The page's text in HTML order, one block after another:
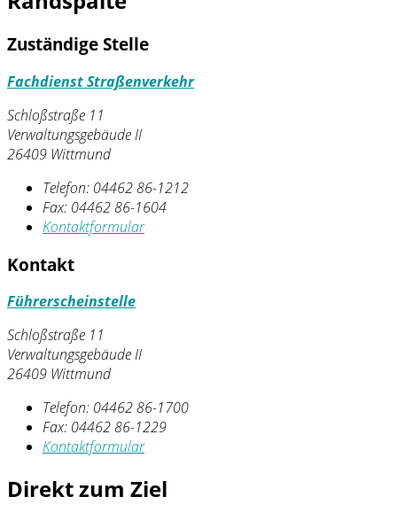
Zuständige Stelle
Fachdienst Straßenverkehr
Schloßstraße 11
Verwaltungsgebäude II
26409 Wittmund
Telefon: 04462 86-1212
Fax: 04462 86-1604
Kontaktformular
Kontakt
Führerscheinstelle
Schloßstraße 11
Verwaltungsgebäude II
26409 Wittmund
Telefon: 04462 86-1700
Fax: 04462 86-1229
Kontaktformular
Direkt zum Ziel